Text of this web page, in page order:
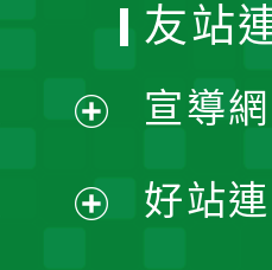
開
友站
宣導
好站